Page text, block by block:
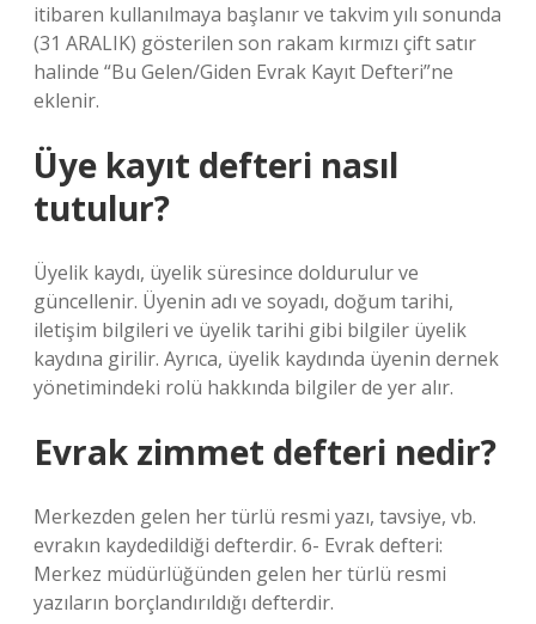
itibaren kullanılmaya başlanır ve takvim yılı sonunda
(31 ARALIK) gösterilen son rakam kırmızı çift satır
halinde “Bu Gelen/Giden Evrak Kayıt Defteri”ne
eklenir.
Üye kayıt defteri nasıl
tutulur?
Üyelik kaydı, üyelik süresince doldurulur ve
güncellenir. Üyenin adı ve soyadı, doğum tarihi,
iletişim bilgileri ve üyelik tarihi gibi bilgiler üyelik
kaydına girilir. Ayrıca, üyelik kaydında üyenin dernek
yönetimindeki rolü hakkında bilgiler de yer alır.
Evrak zimmet defteri nedir?
Merkezden gelen her türlü resmi yazı, tavsiye, vb.
evrakın kaydedildiği defterdir. 6- Evrak defteri:
Merkez müdürlüğünden gelen her türlü resmi
yazıların borçlandırıldığı defterdir.